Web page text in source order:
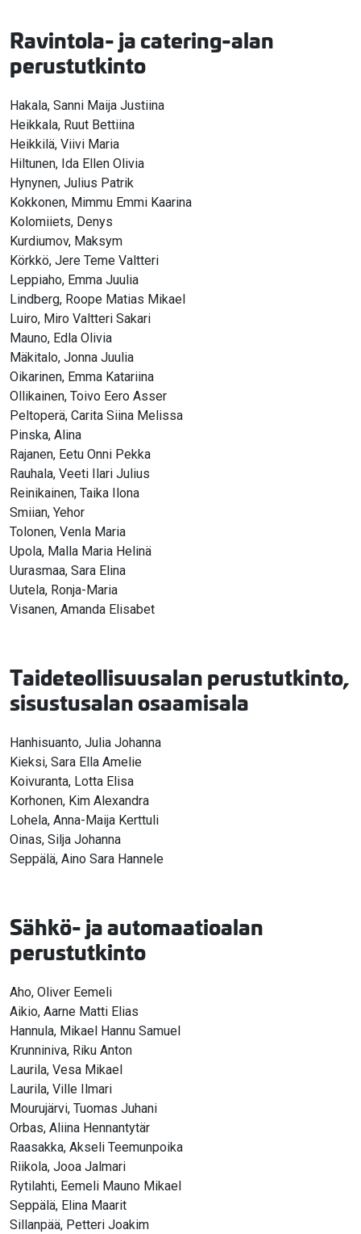
Ravintola- ja catering-alan
perustutkinto
Hakala, Sanni Maija Justiina
Heikkala, Ruut Bettiina
Heikkilä, Viivi Maria
Hiltunen, Ida Ellen Olivia
Hynynen, Julius Patrik
Kokkonen, Mimmu Emmi Kaarina
Kolomiiets, Denys
Kurdiumov, Maksym
Körkkö, Jere Teme Valtteri
Leppiaho, Emma Juulia
Lindberg, Roope Matias Mikael
Luiro, Miro Valtteri Sakari
Mauno, Edla Olivia
Mäkitalo, Jonna Juulia
Oikarinen, Emma Katariina
Ollikainen, Toivo Eero Asser
Peltoperä, Carita Siina Melissa
Pinska, Alina
Rajanen, Eetu Onni Pekka
Rauhala, Veeti Ilari Julius
Reinikainen, Taika Ilona
Smiian, Yehor
Tolonen, Venla Maria
Upola, Malla Maria Helinä
Uurasmaa, Sara Elina
Uutela, Ronja-Maria
Visanen, Amanda Elisabet
Taideteollisuusalan perustutkinto,
sisustusalan osaamisala
Hanhisuanto, Julia Johanna
Kieksi, Sara Ella Amelie
Koivuranta, Lotta Elisa
Korhonen, Kim Alexandra
Lohela, Anna-Maija Kerttuli
Oinas, Silja Johanna
Seppälä, Aino Sara Hannele
Sähkö- ja automaatioalan
perustutkinto
Aho, Oliver Eemeli
Aikio, Aarne Matti Elias
Hannula, Mikael Hannu Samuel
Krunniniva, Riku Anton
Laurila, Vesa Mikael
Laurila, Ville Ilmari
Mourujärvi, Tuomas Juhani
Orbas, Aliina Hennantytär
Raasakka, Akseli Teemunpoika
Riikola, Jooa Jalmari
Rytilahti, Eemeli Mauno Mikael
Seppälä, Elina Maarit
Sillanpää, Petteri Joakim